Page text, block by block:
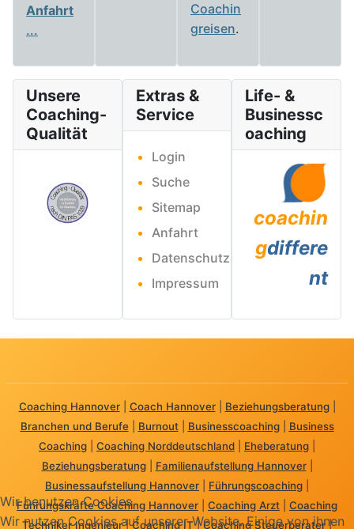
Anfahrt
...
Coachin
greisen.
Unsere
Coaching-
Qualität
Extras &
Service
Login
Suche
Sitemap
Anfahrt
Datenschutz
Impressum
Life- &
Businessc
oaching
coachin
gdiffere
nt
Coaching Hannover| Coach Hannover| Beziehungsberatung|
Branchen und Berufe| Burnout| Businesscoaching| Business
Coaching
Coaching Norddeutschland Eheberatung
Beziehungsberatung| Familienaufstellung Hannover|
Businessaufstellung Hannover
Führungscoaching
Führungskräfte Coaching Hannover
Coaching Arzt
Coaching
Techniker Ingenieur|Coaching IT|Coaching Steuerberater|
Wir benutzen Cookies
Wir nutzen Cookies auf unserer Website. Einige von ihnen